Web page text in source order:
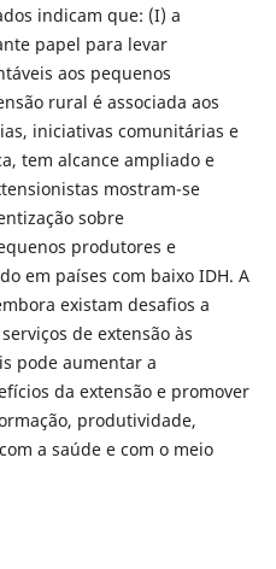
indicam que: (I) a
papel para levar
aos pequenos
rural é associada aos
iniciativas comunitárias e
tem alcance ampliado e
mostram-se
sobre
produtores e
em países com baixo IDH. A
existam desafios a
de extensão às
pode aumentar a
da extensão e promover
produtividade,
a saúde e com o meio